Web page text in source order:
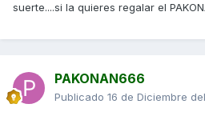
suerte....si la quieres regalar el
PAKONAN666
Publicado 16 de Diciembre